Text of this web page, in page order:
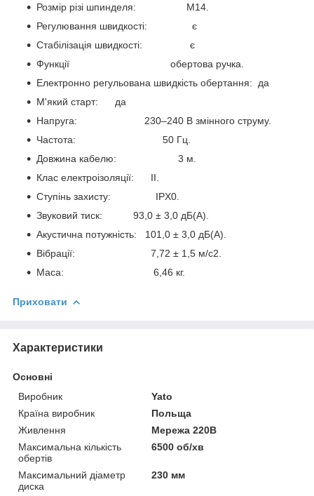
Розмір різі шпинделя: М14.
Регулювання швидкості: є
Стабілізація швидкості: є
Функції обертова ручка.
Електронно регульована швидкість обертання: да
М'який старт: да
Напруга: 230–240 В змінного струму.
Частота: 50 Гц.
Довжина кабелю: 3 м.
Клас електроізоляції: II.
Ступінь захисту: IPX0.
Звуковий тиск: 93,0 ± 3,0 дБ(А).
Акустична потужність: 101,0 ± 3,0 дБ(А).
Вібрації: 7,72 ± 1,5 м/с2.
Маса: 6,46 кг.
Приховати
Характеристики
Основні
Виробник
Yato
Країна виробник
Польща
Живлення
Мережа 220В
Максимальна кількість
обертів
6500 об/хв
Максимальний діаметр
диска
230 мм